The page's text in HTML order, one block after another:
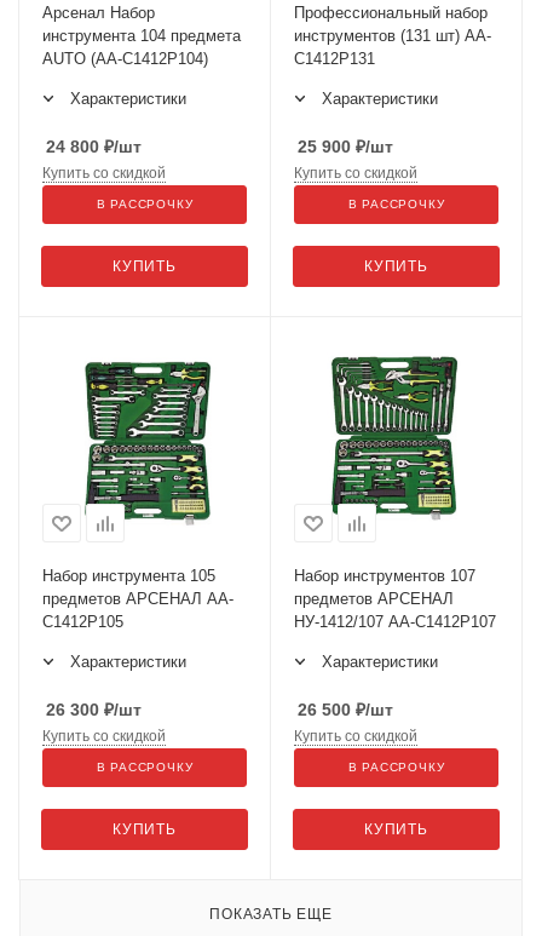
Арсенал Набор
инструмента 104 предмета
AUTO (AA-C1412P104)
Характеристики
24 800 ₽/шт
КУПИТЬ
Купить со скидкой
В РАССРОЧКУ
Профессиональный набор
инструментов (131 шт) АА-
С1412Р131
Характеристики
25 900 ₽/шт
КУПИТЬ
Купить со скидкой
В РАССРОЧКУ
Набор инструмента 105
предметов АРСЕНАЛ АА-
С1412Р105
Характеристики
26 300 ₽/шт
КУПИТЬ
Купить со скидкой
В РАССРОЧКУ
Набор инструментов 107
предметов АРСЕНАЛ
НУ-1412/107 AA-C1412P107
Характеристики
26 500 ₽/шт
КУПИТЬ
Купить со скидкой
В РАССРОЧКУ
ПОКАЗАТЬ ЕЩЕ